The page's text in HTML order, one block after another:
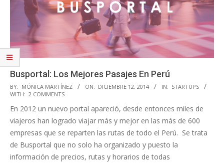
Busportal: Los Mejores Pasajes En Perú
2014-
12-
12
BY: MÓNICA MARTÍNEZ ON: DICIEMBRE 12, 2014 IN: STARTUPS
WITH: 2 COMMENTS
En 2012 un nuevo portal apareció, desde entonces miles de
viajeros han logrado viajar más y mejor en las más de 600
empresas que se reparten las rutas de todo el Perú. Se trata
de Busportal que no solo ha organizado y puesto la
información de precios, rutas y horarios de todas